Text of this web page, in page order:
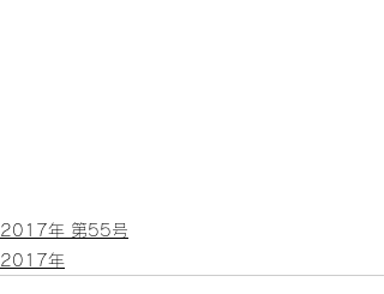
2017年 第55号
2017年